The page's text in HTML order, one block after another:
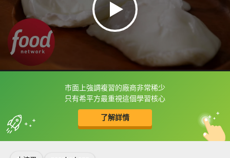
市面上強調複習的廠商非常稀少
只有希平方最重視這個學習核心
了解詳情
框選或點兩下字幕可以直接查字典喔！
收錄佳句 中
英